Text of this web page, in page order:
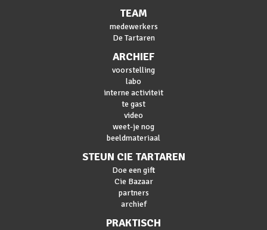
TEAM
medewerkers
De Tartaren
ARCHIEF
voorstelling
labo
interne activiteit
te gast
video
weet-je nog
beeldmateriaal
STEUN CIE TARTAREN
Doe een gift
Cie Bazaar
partners
archief
PRAKTISCH